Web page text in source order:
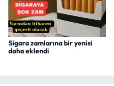
Sigara zamlarına bir yenisi
daha eklendi